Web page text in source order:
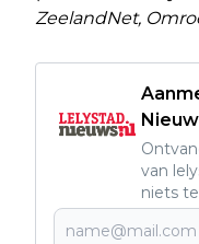
ZeelandNet,
van
niets